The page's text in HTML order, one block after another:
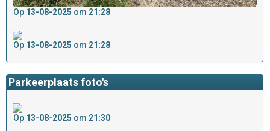
Op 13-08-2025 om 21:28
Op 13-08-2025 om 21:28
Parkeerplaats foto's
Op 13-08-2025 om 21:30